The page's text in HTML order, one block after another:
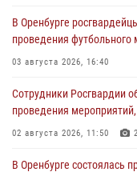
В Оренбурге
проведения футбольного
03 августа 2026, 16:40
Сотрудники Росгвардии
проведения
02 августа 2026, 11:50 2
В Оренбурге состоялась